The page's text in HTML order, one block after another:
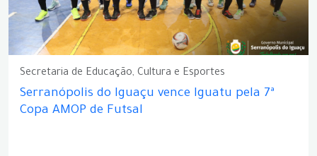
Secretaria de Educação, Cultura e Esportes
Serranópolis do Iguaçu vence Iguatu pela 7ª
Copa AMOP de Futsal